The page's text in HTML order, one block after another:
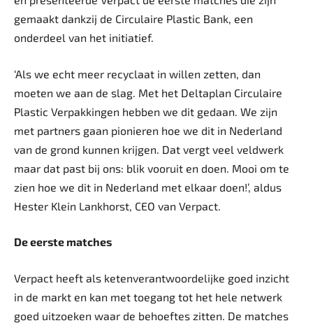
gemaakt dankzij de Circulaire Plastic Bank, een
onderdeel van het initiatief.
‘Als we echt meer recyclaat in willen zetten, dan
moeten we aan de slag. Met het Deltaplan Circulaire
Plastic Verpakkingen hebben we dit gedaan. We zijn
met partners gaan pionieren hoe we dit in Nederland
van de grond kunnen krijgen. Dat vergt veel veldwerk
maar dat past bij ons: blik vooruit en doen. Mooi om te
zien hoe we dit in Nederland met elkaar doen!’, aldus
Hester Klein Lankhorst, CEO van Verpact.
De eerste matches
Verpact heeft als ketenverantwoordelijke goed inzicht
in de markt en kan met toegang tot het hele netwerk
goed uitzoeken waar de behoeftes zitten. De matches